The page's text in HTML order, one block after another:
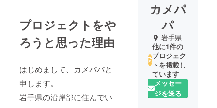
プロジェクトをや
ろうと思った理由
はじめまして、カメパパと
申します。
岩手県の沿岸部に住んでい
カメパ
パ
岩手県
他に1件の
プロジェク
トを掲載し
ています
メッセー
ジを送る